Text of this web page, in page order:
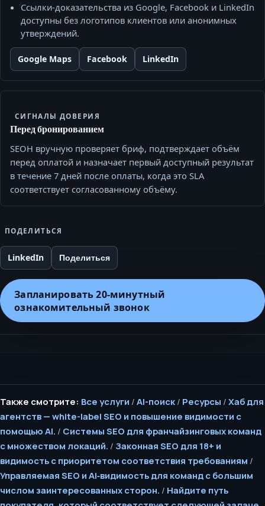
Ссылки‑доказательства из Google, Facebook и LinkedIn
доступны без логотипов клиентов или анонимных
утверждений.
Google Maps Facebook LinkedIn
СИГНАЛЫ ДОВЕРИЯ
Перед бронированием
SEOH вручную проверяет бриф, подтверждает объём
перед оплатой и назначает первый доступный результат
в течение 7 дней после оплаты, когда это SLA
соответствует согласованному объёму.
ПОДЕЛИТЬСЯ
LinkedIn Поделиться
Запланировать 20‑минутный
ознакомительный звонок
Также смотрите: Все услуги / AI-поиск / Ресурсы / Хаб для
агентств — white-label SEO и повышение видимости с
помощью AI. / Системы SEO для франчайзинговых команд
с множеством локаций. / Законная SEO для 18+ и
видимость с приоритетом соответствия требованиям /
Управляемая SEO и AI‑видимость для команд с большим
числом заинтересованных сторон. / Найдите путь